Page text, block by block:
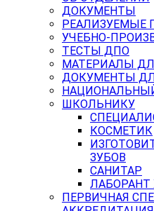
ДОКУМЕНТЫ
РЕАЛИЗУЕМЫЕ
УЧЕБНО-
ТЕСТЫ ДПО
МАТЕРИАЛЫ
ДОКУМЕНТЫ
ШКОЛЬНИКУ
КОСМЕТИК
ЗУБОВ
САНИТАР
ЛАБОРАНТ
ПЕРВИЧНАЯ